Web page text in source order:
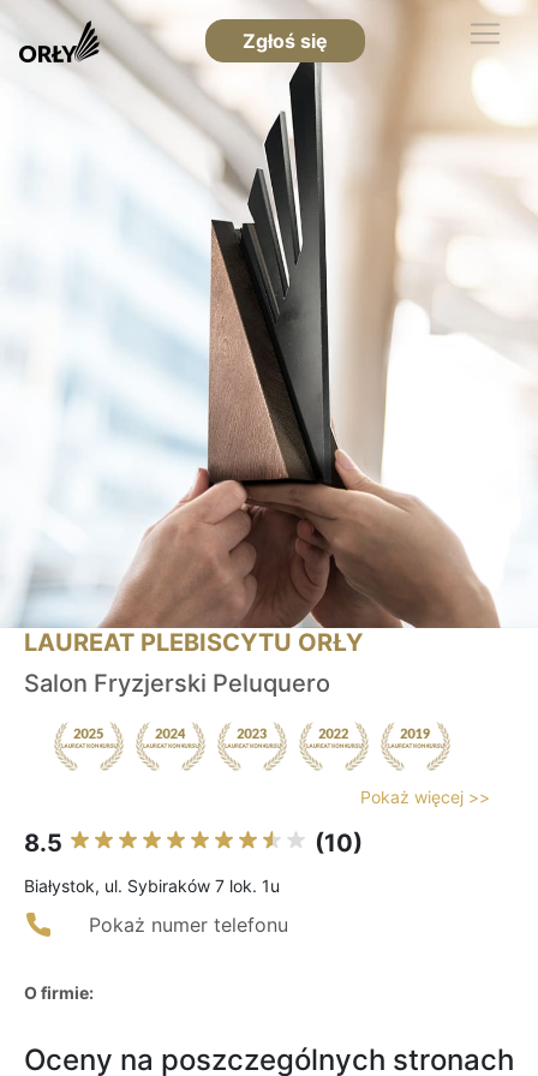
Zgłoś się
LAUREAT PLEBISCYTU ORŁY
Salon Fryzjerski Peluquero
Pokaż więcej >>
8.5 (10)
Białystok, ul. Sybiraków 7 lok. 1u
Pokaż numer telefonu
O firmie:
Oceny na poszczególnych stronach